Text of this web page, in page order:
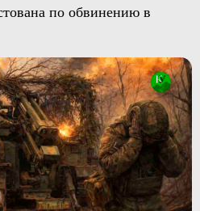
по обвинению в